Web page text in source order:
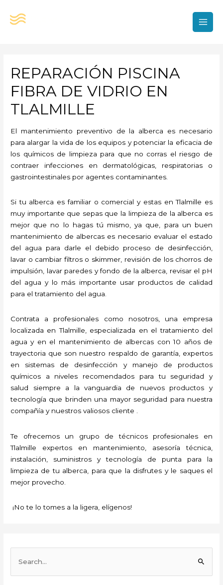
REPARACIÓN PISCINA
FIBRA DE VIDRIO EN
TLALMILLE
El mantenimiento preventivo de la alberca es necesario
para alargar la vida de los equipos y potenciar la eficacia de
los químicos de limpieza para que no corras el riesgo de
contraer infecciones en dermatológicas, respiratorias o
gastrointestinales por agentes contaminantes.
Si tu alberca es familiar o comercial y estas en Tlalmille es
muy importante que sepas que la limpieza de la alberca es
mejor que no lo hagas tú mismo, ya que, para un buen
mantenimiento de albercas es necesario evaluar el estado
del agua para darle el debido proceso de desinfección,
lavar o cambiar filtros o skimmer, revisión de los chorros de
impulsión, lavar paredes y fondo de la alberca, revisar el pH
del agua y lo más importante usar productos de calidad
para el tratamiento del agua.
Contrata a profesionales como nosotros, una empresa
localizada en Tlalmille, especializada en el tratamiento del
agua y en el mantenimiento de albercas con 10 años de
trayectoria que son nuestro respaldo de garantía, expertos
en sistemas de desinfección y manejo de productos
químicos a niveles recomendados para tu seguridad y
salud siempre a la vanguardia de nuevos productos y
tecnología que brinden una mayor seguridad para nuestra
compañía y nuestros valiosos cliente .
Te ofrecemos un grupo de técnicos profesionales en
Tlalmille expertos en mantenimiento, asesoría técnica,
instalación, suministros y tecnología de punta para la
limpieza de tu alberca, para que la disfrutes y le saques el
mejor provecho.
¡No te lo tomes a la ligera, elígenos!